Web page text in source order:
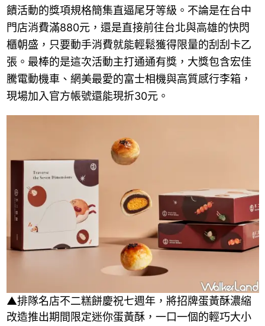
饋活動的獎項規格簡集直逼尾牙等級。不論是在台中
門店消費滿880元，還是直接前往台北與高雄的快閃
櫃朝盛，只要動手消費就能輕鬆獲得限量的刮刮卡乙
張。最棒的是這次活動主打通通有獎，大獎包含宏佳
騰電動機車、網美最愛的富士相機與高質感行李箱，
現場加入官方帳號還能現折30元。
▲排隊名店不二糕餅慶祝七週年，將招牌蛋黃酥濃縮
改造推出期間限定迷你蛋黃酥，一口一個的輕巧大小